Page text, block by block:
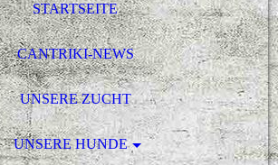
STARTSEITE
CANTRIKI-NEWS
UNSERE ZUCHT
UNSERE HUNDE